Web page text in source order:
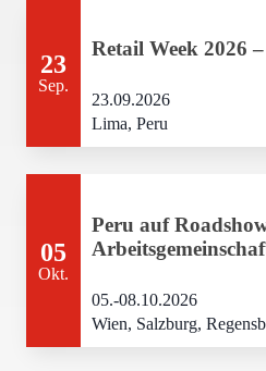
23
Sep.
Retail Week 2026
23.09.2026
Lima, Peru
05
Okt.
Peru auf
05.-08.10.2026
Wien, Salzburg,